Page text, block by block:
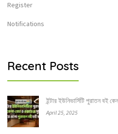
Register
Notifications
Recent Posts
ইন্টার ইউনিভার্সিটি পুরাতন বই
April 25, 2025